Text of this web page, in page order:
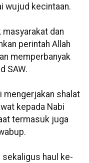
wujud kecintaan.
masyarakat dan
perintah Allah
memperbanyak
SAW.
mengerjakan shalat
kepada Nabi
termasuk juga
sekaligus haul ke-